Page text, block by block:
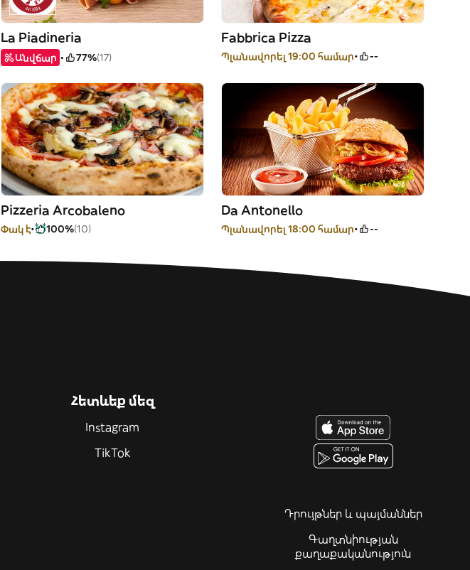
La Piadineria
Անվճար 77%(17)
Fabbrica Pizza
Պլանավորել 19:00 համար --
Pizzeria Arcobaleno
Փակ է 100%(10)
Da Antonello
Պլանավորել 18:00 համար --
Հետևեք մեզ
Instagram
TikTok
Դրույթներ և պայմաններ
Գաղտնիության
քաղաքականություն